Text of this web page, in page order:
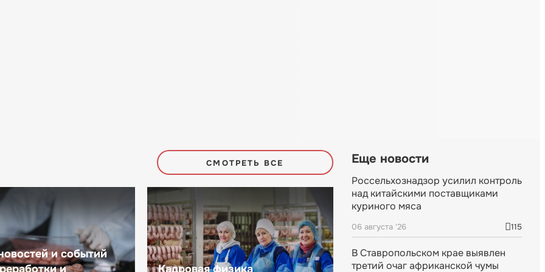
СМОТРЕТЬ ВСЕ
и событий
и
Кадровая физика
Еще новости
Россельхознадзор усилил контроль
над китайскими поставщиками
куриного мяса
06 августа '26 115
В Ставропольском крае выявлен
третий очаг африканской чумы